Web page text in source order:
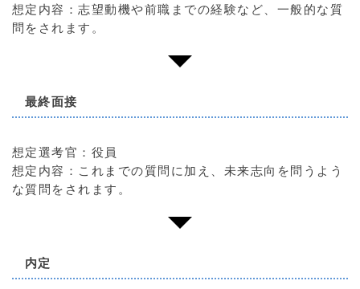
想定内容：志望動機や前職までの経験など、一般的な質
問をされます。
最終面接
想定選考官：役員
想定内容：これまでの質問に加え、未来志向を問うよう
な質問をされます。
内定